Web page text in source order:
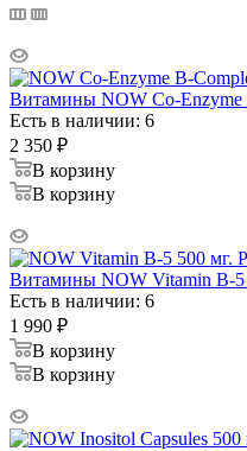
Витамины NOW Co-Enzyme
Есть в наличии: 6
2 350 ₽
В корзину
В корзину
Витамины NOW Vitamin B-5
Есть в наличии: 6
1 990 ₽
В корзину
В корзину